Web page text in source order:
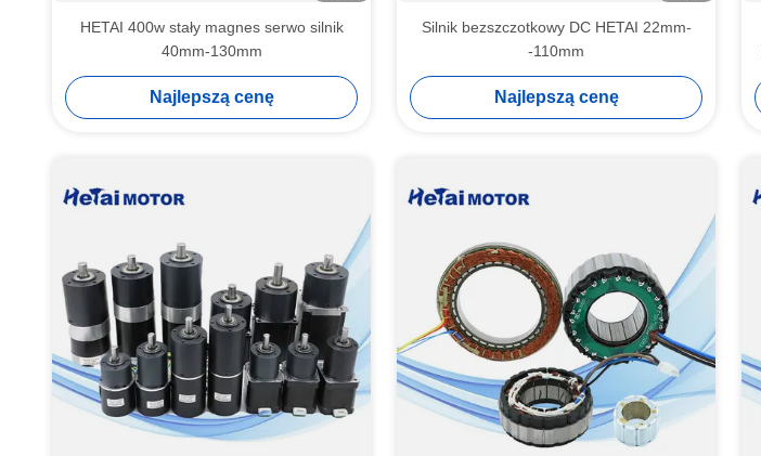
HETAI 400w stały magnes serwo silnik
40mm-130mm
Najlepszą cenę
Silnik bezszczotkowy DC HETAI 22mm-
-110mm
Najlepszą cenę